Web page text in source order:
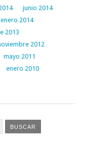
junio 2014
enero 2014
2013
2012
mayo 2011
enero 2010